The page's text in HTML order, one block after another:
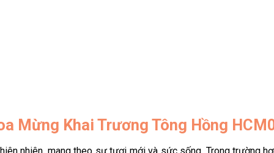
Mừng Khai Trương Tông Hồng